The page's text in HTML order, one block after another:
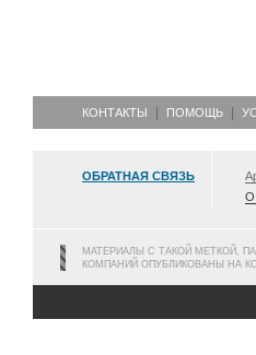
КОНТАКТЫ ПОМОЩЬ
ОБРАТНАЯ СВЯЗЬ
О
МАТЕРИАЛЫ С ТАКОЙ МЕТКОЙ,
КОМПАНИЙ ОПУБЛИКОВАНЫ НА